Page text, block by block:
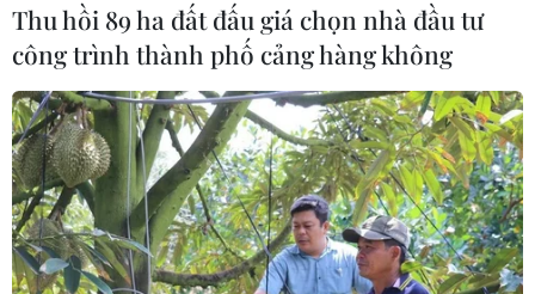
Thu hồi 89 ha đất đấu giá chọn nhà đầu tư
công trình thành phố cảng hàng không